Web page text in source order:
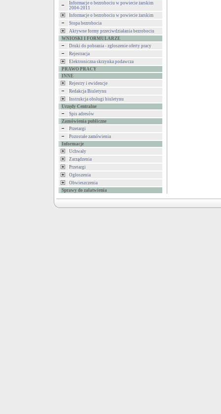
Informacje o bezrobociu w powiecie żarskim
2004-2011
Informacje o bezrobociu w powiecie żarskim
Stopa bezrobocia
Aktywne formy przeciwdziałania bezrobociu
WNIOSKI I FORMULARZE
Druki do pobrania - zgłoszenie oferty pracy
Rejestracja
Elektroniczna skrzynka podawcza
PRAWO PRACY
INNE
Rejestry i ewidencje
Redakcja Biuletynu
Instrukcja obsługi biuletynu
Urzędy Centralne
Spis adresów
Zamówienia publiczne
Przetargi
Pozostałe zamówienia
Informacje
Uchwały
Zarządzenia
Przetargi
Ogłoszenia
Obwieszczenia
Sprawy do załatwienia